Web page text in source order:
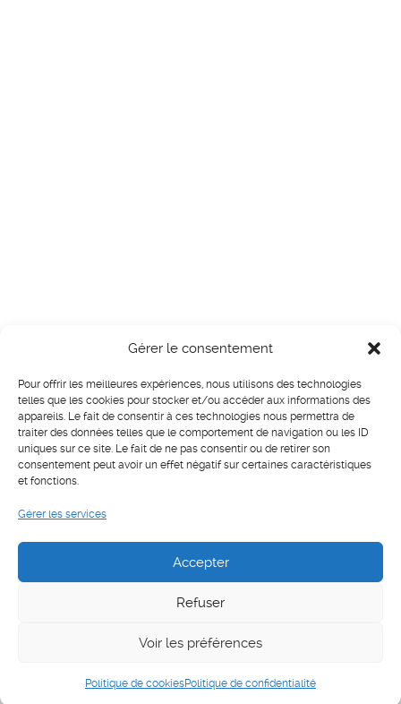
Gérer le consentement
Pour offrir les meilleures expériences, nous utilisons des technologies
telles que les cookies pour stocker et/ou accéder aux informations des
appareils. Le fait de consentir à ces technologies nous permettra de
traiter des données telles que le comportement de navigation ou les ID
uniques sur ce site. Le fait de ne pas consentir ou de retirer son
consentement peut avoir un effet négatif sur certaines caractéristiques
et fonctions.
Gérer les services
Accepter
Refuser
Voir les préférences
Politique de cookiesPolitique de confidentialité
© 2026 Eriq Ebouaney